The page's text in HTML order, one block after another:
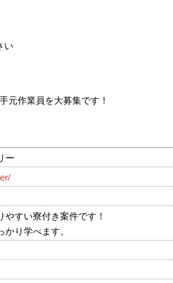
い
元作業員を大募集です！
ー
やすい寮付き案件です！
り学べます。